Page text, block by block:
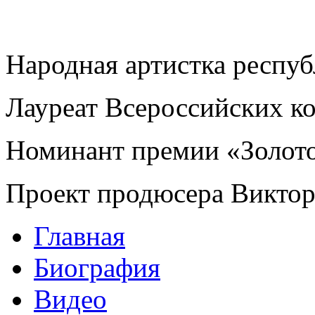
Народная артистка
Лауреат Всероссийских
Номинант премии
Проект продюсера
Главная
Биография
Видео